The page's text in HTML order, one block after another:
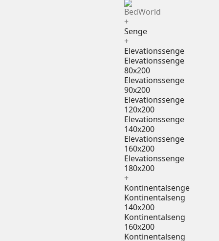
+
Senge
+
Elevationssenge
Elevationssenge
80x200
Elevationssenge
90x200
Elevationssenge
120x200
Elevationssenge
140x200
Elevationssenge
160x200
Elevationssenge
180x200
+
Kontinentalsenge
Kontinentalseng
140x200
Kontinentalseng
160x200
Kontinentalseng